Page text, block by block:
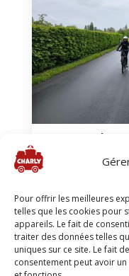
Pour offrir les meilleures
telles que les cookies pour
appareils. Le fait de
traiter des données telles
uniques sur ce site. Le fait
consentement peut avoir
Slow-up à
Fribourg